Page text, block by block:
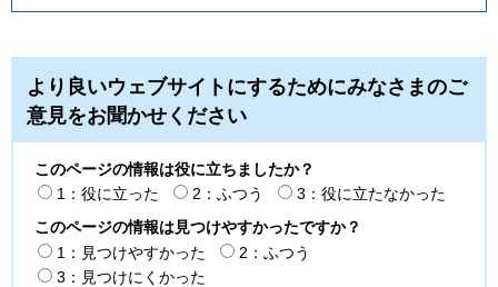
より良いウェブサイトにするためにみなさまのご
意見をお聞かせください
このページの情報は役に立ちましたか？
1：役に立った
2：ふつう
3：役に立たなかった
このページの情報は見つけやすかったですか？
1：見つけやすかった
2：ふつう
3：見つけにくかった